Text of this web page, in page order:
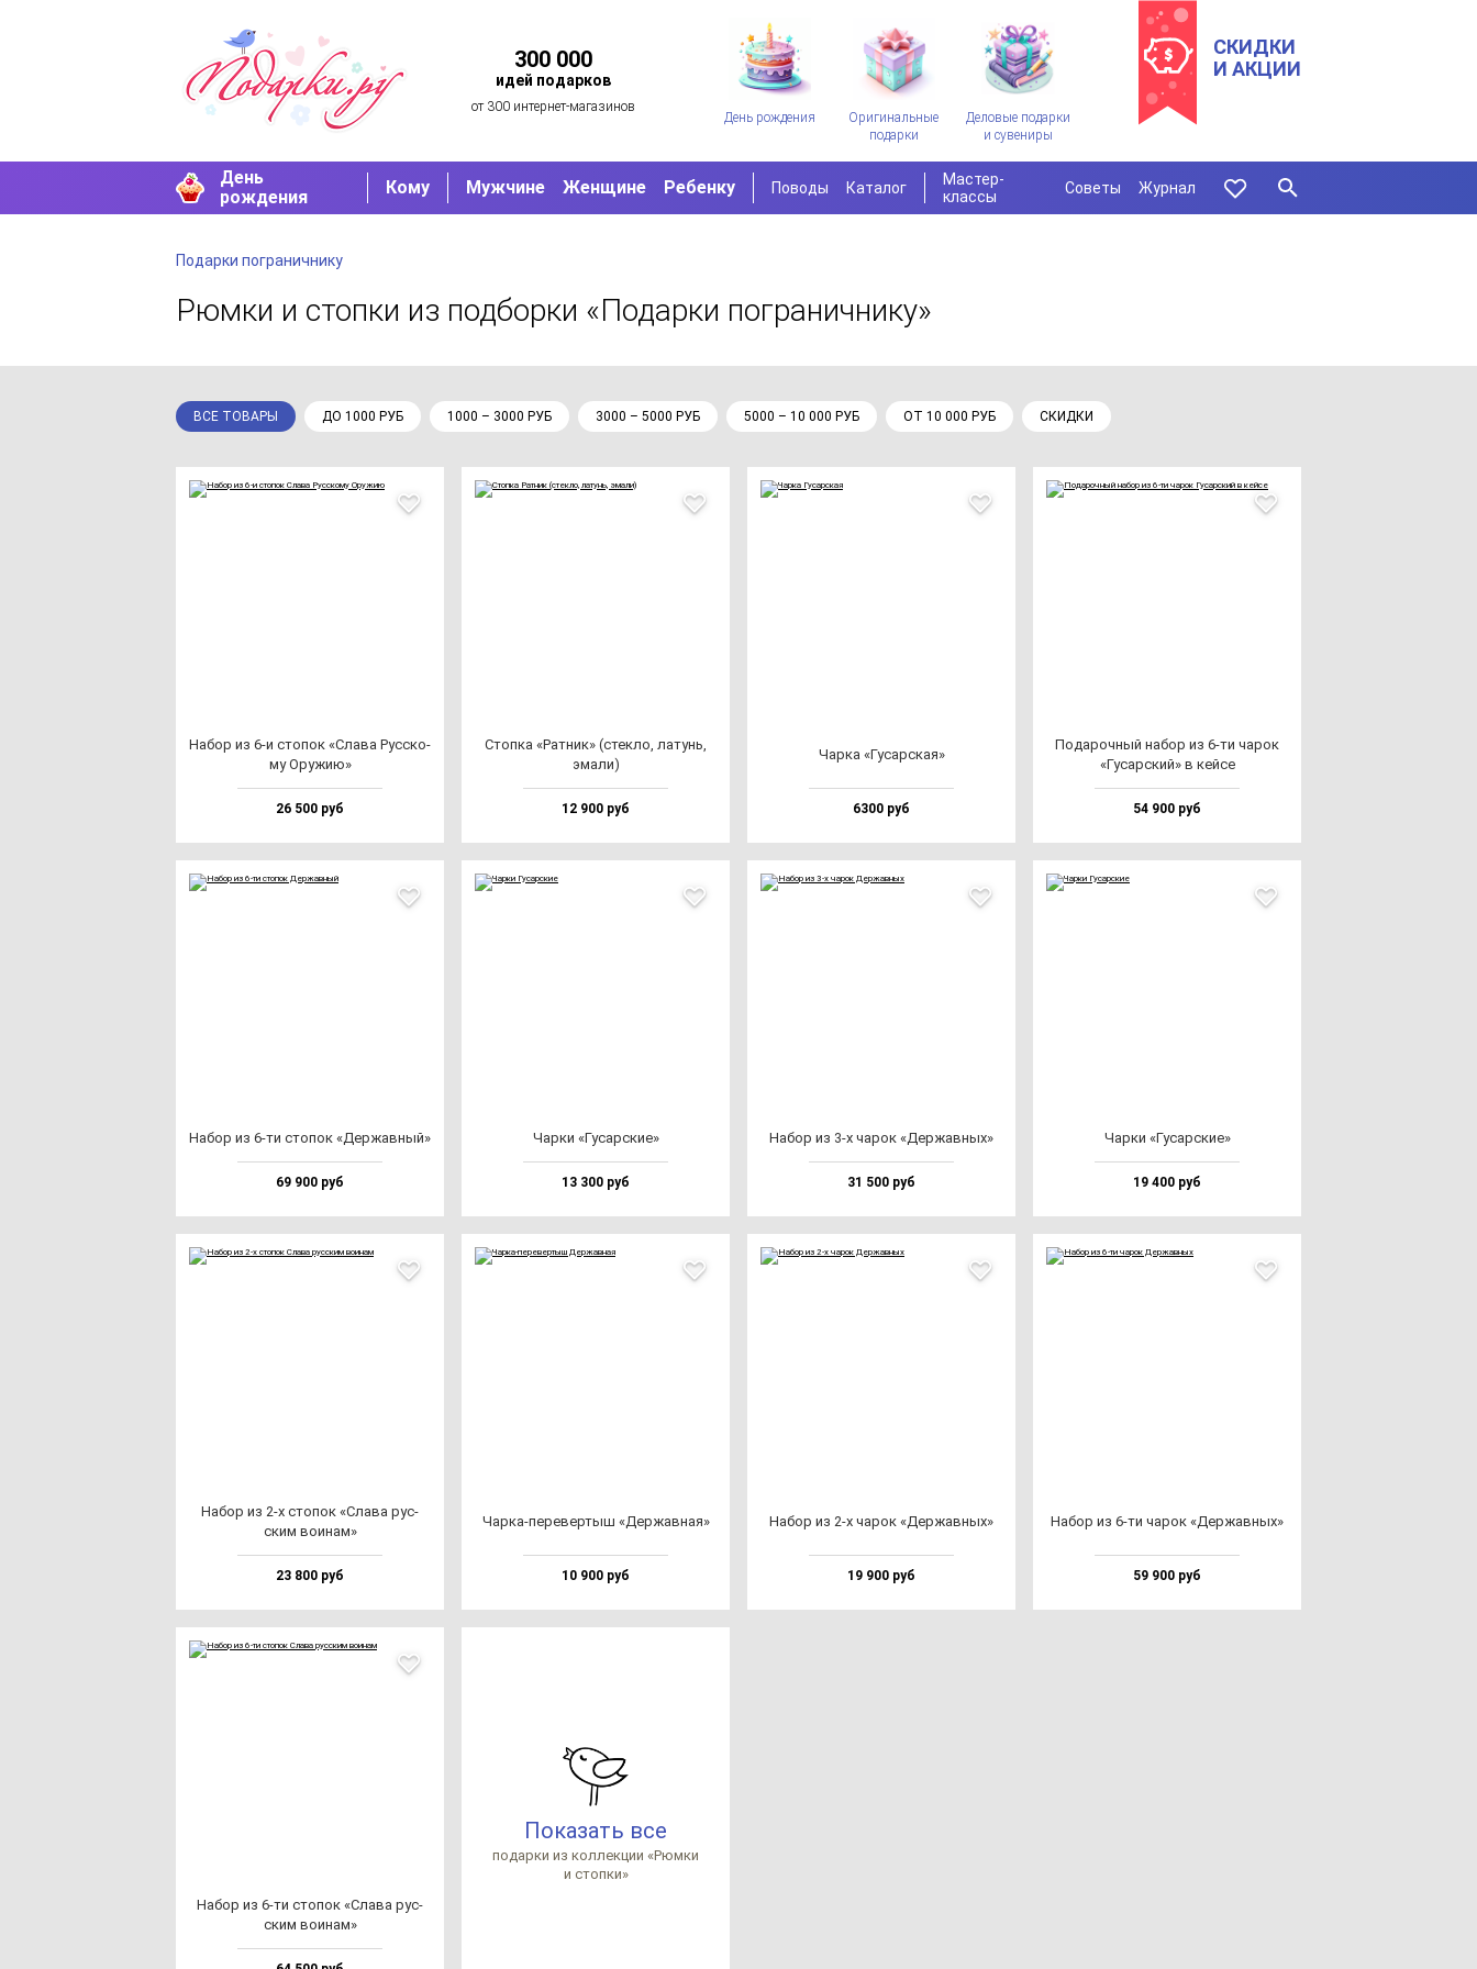
300 000
идей подарков
от 300 интернет-магазинов
День рождения
Оригинальные
подарки
Деловые подарки
и сувениры
СКИДКИ
И АКЦИИ
День
рождения
Кому Мужчине Женщине Ребенку Поводы Каталог
Мастер-
классы
Советы Журнал
Подарки пограничнику
Рюмки и стопки из подборки «Подарки пограничнику»
ВСЕ ТОВАРЫ ДО 1000 РУБ 1000 – 3000 РУБ 3000 – 5000 РУБ 5000 – 10 000 РУБ ОТ 10 000 РУБ СКИДКИ
Набор из 6-и сто­пок «Сла­ва Рус­ско­
му Ору­жию»
26 500 руб
Стоп­ка «Рат­ник» (стек­ло, ла­тунь,
эма­ли)
12 900 руб
Чар­ка «Гусар­ская»
6300 руб
Пода­роч­ный на­бор из 6-ти ча­рок
«Гусар­ский» в кей­се
54 900 руб
Набор из 6-ти сто­пок «Дер­жав­ный»
69 900 руб
Чар­ки «Гусар­ские»
13 300 руб
Набор из 3-х ча­рок «Дер­жав­ных»
31 500 руб
Чар­ки «Гусар­ские»
19 400 руб
Набор из 2-х сто­пок «Сла­ва рус­
ским во­инам»
23 800 руб
Чар­ка-пе­ре­вер­тыш «Дер­жав­ная»
10 900 руб
Набор из 2-х ча­рок «Дер­жав­ных»
19 900 руб
Набор из 6-ти ча­рок «Дер­жав­ных»
59 900 руб
Набор из 6-ти сто­пок «Сла­ва рус­
ским во­инам»
Показать все
по­дар­ки из кол­лек­ции «Рюм­ки
и стоп­ки»